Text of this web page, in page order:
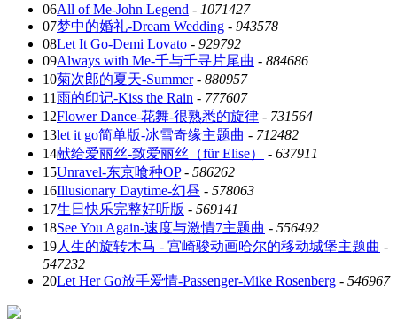
06All of Me-John Legend - 1071427
07梦中的婚礼-Dream Wedding - 943578
08Let It Go-Demi Lovato - 929792
09Always with Me-千与千寻片尾曲 - 884686
10菊次郎的夏天-Summer- 880957
11雨的印记-Kiss the Rain - 777607
12Flower Dance-花舞-很熟悉的旋律 - 731564
13let it go简单版-冰雪奇缘主题曲 - 712482
14献给爱丽丝-致爱丽丝（für Elise） - 637911
15Unravel-东京喰种OP- 586262
16Illusionary Daytime-幻昼 - 578063
17生日快乐完整好听版 - 569141
18See You Again-速度与激情7主题曲 - 556492
19人生的旋转木马 - 宫崎骏动画哈尔的移动城堡主题曲 -
547232
20Let Her Go放手爱情-Passenger-Mike Rosenberg - 546967